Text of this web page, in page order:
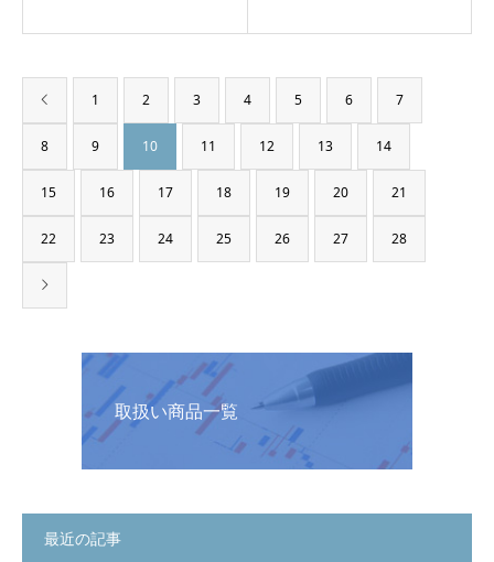
1 2 3 4 5 6 7
8 9 10 11 12 13 14
15 16 17 18 19 20 21
22 23 24 25 26 27 28
取扱い商品一覧
最近の記事